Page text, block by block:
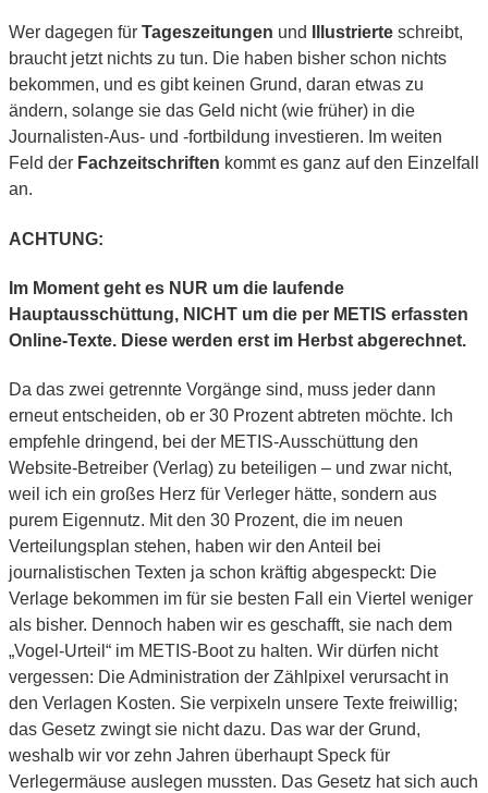
Wer dagegen für Tageszeitungen und Illustrierte schreibt,
braucht jetzt nichts zu tun. Die haben bisher schon nichts
bekommen, und es gibt keinen Grund, daran etwas zu
ändern, solange sie das Geld nicht (wie früher) in die
Journalisten-Aus- und -fortbildung investieren. Im weiten
Feld der Fachzeitschriften kommt es ganz auf den Einzelfall
an.
ACHTUNG:
Im Moment geht es NUR um die laufende
Hauptausschüttung, NICHT um die per METIS erfassten
Online-Texte. Diese werden erst im Herbst abgerechnet.
Da das zwei getrennte Vorgänge sind, muss jeder dann
erneut entscheiden, ob er 30 Prozent abtreten möchte. Ich
empfehle dringend, bei der METIS-Ausschüttung den
Website-Betreiber (Verlag) zu beteiligen – und zwar nicht,
weil ich ein großes Herz für Verleger hätte, sondern aus
purem Eigennutz. Mit den 30 Prozent, die im neuen
Verteilungsplan stehen, haben wir den Anteil bei
journalistischen Texten ja schon kräftig abgespeckt: Die
Verlage bekommen im für sie besten Fall ein Viertel weniger
als bisher. Dennoch haben wir es geschafft, sie nach dem
„Vogel-Urteil“ im METIS-Boot zu halten. Wir dürfen nicht
vergessen: Die Administration der Zählpixel verursacht in
den Verlagen Kosten. Sie verpixeln unsere Texte freiwillig;
das Gesetz zwingt sie nicht dazu. Das war der Grund,
weshalb wir vor zehn Jahren überhaupt Speck für
Verlegermäuse auslegen mussten. Das Gesetz hat sich auch